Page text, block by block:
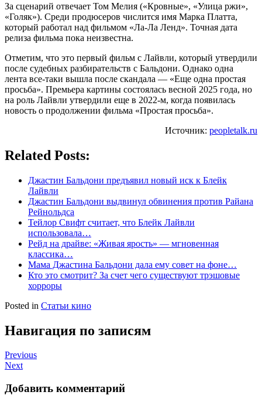
За сценарий отвечает Том Мелия («Кровные», «Улица ржи»,
«Голяк»). Среди продюсеров числится имя Марка Платта,
который работал над фильмом «Ла-Ла Ленд». Точная дата
релиза фильма пока неизвестна.
Отметим, что это первый фильм с Лайвли, который утвердили
после судебных разбирательств с Бальдони. Однако одна
лента все-таки вышла после скандала — «Еще одна простая
просьба». Премьера картины состоялась весной 2025 года, но
на роль Лайвли утвердили еще в 2022-м, когда появилась
новость о продолжении фильма «Простая просьба».
Источник: peopletalk.ru
Related Posts:
Джастин Бальдони предъявил новый иск к Блейк
Лайвли
Джастин Бальдони выдвинул обвинения против Райана
Рейнольдса
Тейлор Свифт считает, что Блейк Лайвли
использовала…
Рейд на драйве: «Живая ярость» — мгновенная
классика…
Мама Джастина Бальдони дала ему совет на фоне…
Кто это смотрит? За счет чего существуют трэшовые
хорроры
Posted in Статьи кино
Навигация по записям
Previous
Next
Добавить комментарий